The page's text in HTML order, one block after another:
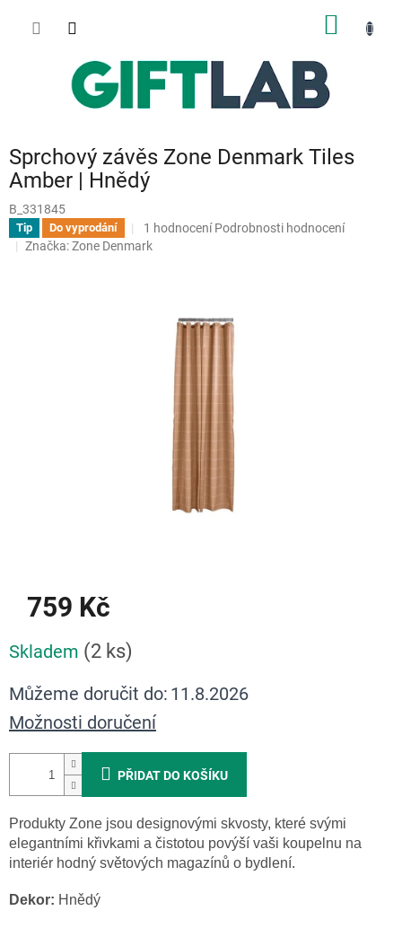
Sprchový závěs Zone Denmark Tiles
Amber | Hnědý
B_331845
Tip Do vyprodání
Průměrné
hodnocení
hvězdiček.
1 hodnocení Podrobnosti hodnocení
Značka:Zone Denmark
759 Kč
cena:
Skladem (2 ks)
Můžeme doručit do: 11.8.2026
Možnosti doručení
PŘIDAT DO KOŠÍKU
Produkty Zone jsou designovými skvosty, které svými
elegantními křivkami a čistotou povýší vaši koupelnu na
interiér hodný světových magazínů o bydlení.
Dekor: Hnědý